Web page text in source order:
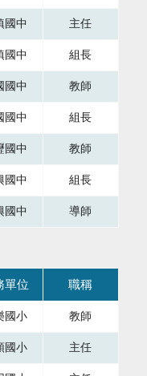
國中 主任
國中 組長
國中 教師
國中 組長
國中 教師
國中 組長
國中 導師
第一直欄銜稱，第二直
單位 職稱
國小 教師
國小 主任